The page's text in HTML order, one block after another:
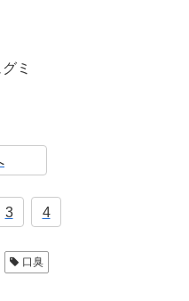
ミ
3 4
口臭